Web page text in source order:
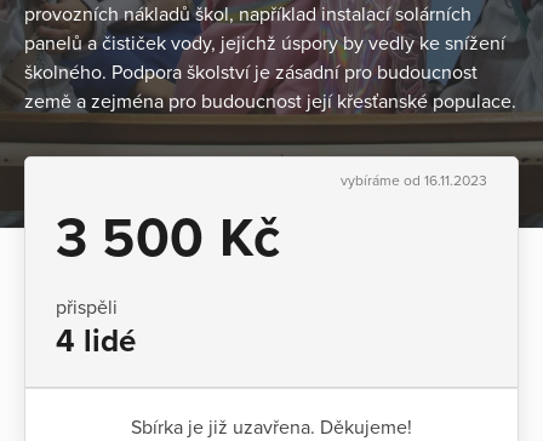
provozních nákladů škol, například instalací solárních
panelů a čističek vody, jejichž úspory by vedly ke snížení
školného. Podpora školství je zásadní pro budoucnost
země a zejména pro budoucnost její křesťanské populace.
vybíráme od 16.11.2023
3 500 Kč
přispěli
4 lidé
Sbírka je již uzavřena. Děkujeme!